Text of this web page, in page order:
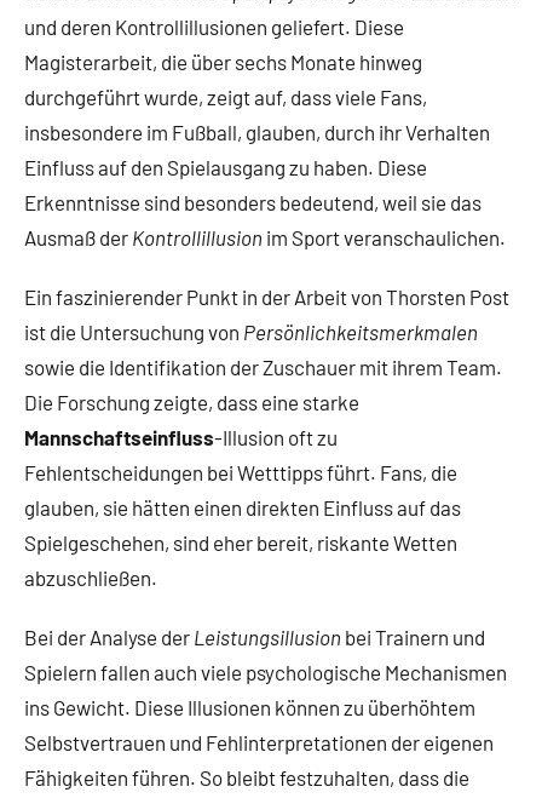
und deren Kontrollillusionen geliefert. Diese
Magisterarbeit, die über sechs Monate hinweg
durchgeführt wurde, zeigt auf, dass viele Fans,
insbesondere im Fußball, glauben, durch ihr Verhalten
Einfluss auf den Spielausgang zu haben. Diese
Erkenntnisse sind besonders bedeutend, weil sie das
Ausmaß der Kontrollillusion im Sport veranschaulichen.
Ein faszinierender Punkt in der Arbeit von Thorsten Post
ist die Untersuchung von Persönlichkeitsmerkmalen
sowie die Identifikation der Zuschauer mit ihrem Team.
Die Forschung zeigte, dass eine starke
Mannschaftseinfluss-Illusion oft zu
Fehlentscheidungen bei Wetttipps führt. Fans, die
glauben, sie hätten einen direkten Einfluss auf das
Spielgeschehen, sind eher bereit, riskante Wetten
abzuschließen.
Bei der Analyse der Leistungsillusion bei Trainern und
Spielern fallen auch viele psychologische Mechanismen
ins Gewicht. Diese Illusionen können zu überhöhtem
Selbstvertrauen und Fehlinterpretationen der eigenen
Fähigkeiten führen. So bleibt festzuhalten, dass die